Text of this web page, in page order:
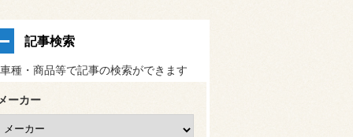
記事検索
種・商品等で記事の検索ができます
ーカー